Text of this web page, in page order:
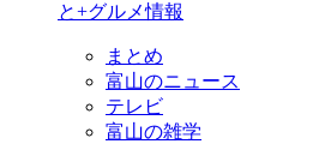
と+グルメ情報
まとめ
富山のニュース
テレビ
富山の雑学